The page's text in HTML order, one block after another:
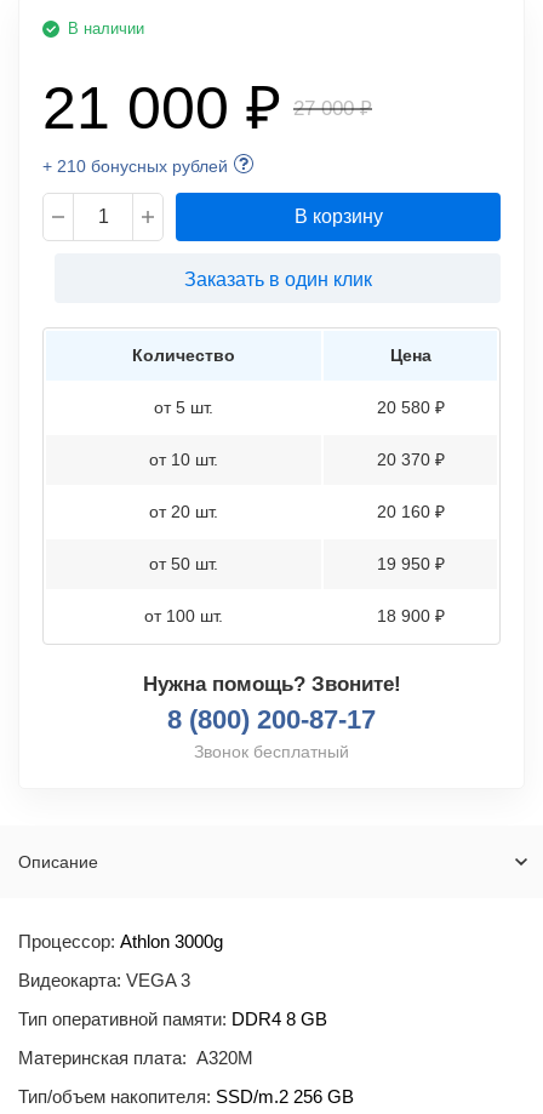
В наличии
21 000 ₽ 27 000 ₽
+ 210 бонусных рублей
В корзину
Заказать в один клик
Количество Цена
от 5 шт. 20 580 ₽
от 10 шт. 20 370 ₽
от 20 шт. 20 160 ₽
от 50 шт. 19 950 ₽
от 100 шт. 18 900 ₽
Нужна помощь? Звоните!
8 (800) 200-87-17
Звонок бесплатный
Описание
Процессор: Athlon 3000g
Видеокарта: VEGA 3
Тип оперативной памяти: DDR4 8 GB
Материнская плата: A320M
Тип/объем накопителя: SSD/m.2 256 GB